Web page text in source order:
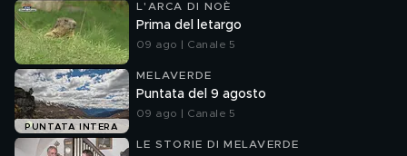
L'ARCA DI NOÈ
Prima del letargo
09 ago | Canale 5
PUNTATA INTERA
MELAVERDE
Puntata del 9 agosto
09 ago | Canale 5
LE STORIE DI MELAVERDE